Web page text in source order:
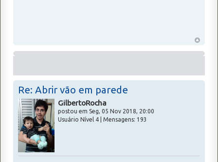
Re: Abrir vão em parede
GilbertoRocha
postou em Seg, 05 Nov 2018, 20:00
Usuário Nível 4 | Mensagens: 193